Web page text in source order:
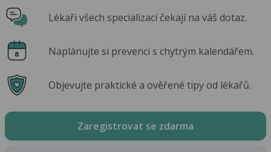
Lékaři všech specializací čekají na váš dotaz.
Naplánujte si prevenci s chytrým kalendářem.
Objevujte praktické a ověřené tipy od lékařů.
Zaregistrovat se zdarma